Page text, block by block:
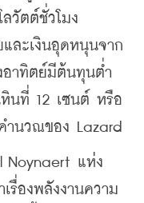
วัตต์ชั่วโมง
ละเงินอุดหนุนจาก
อาทิตย์มีต้นทุนต่ำ
หินที่ 12 เซนต์ หรือ
ำนวณของ
Lazard
แห่ง
รื่องพลังงานความ